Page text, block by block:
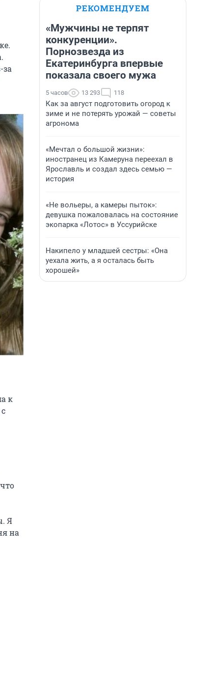
к
Я
на
РЕКОМЕНДУЕМ
«Мужчины не терпят
конкуренции».
Порнозвезда из
Екатеринбурга впервые
показала своего мужа
5 часов 13 293 118
Как за август подготовить огород к
зиме и не потерять урожай — советы
агронома
«Мечтал о большой жизни»:
иностранец из Камеруна переехал в
Ярославль и создал здесь семью —
история
«Не вольеры, а камеры пыток»:
девушка пожаловалась на состояние
экопарка «Лотос» в Уссурийске
Накипело у младшей сестры: «Она
уехала жить, а я осталась быть
хорошей»